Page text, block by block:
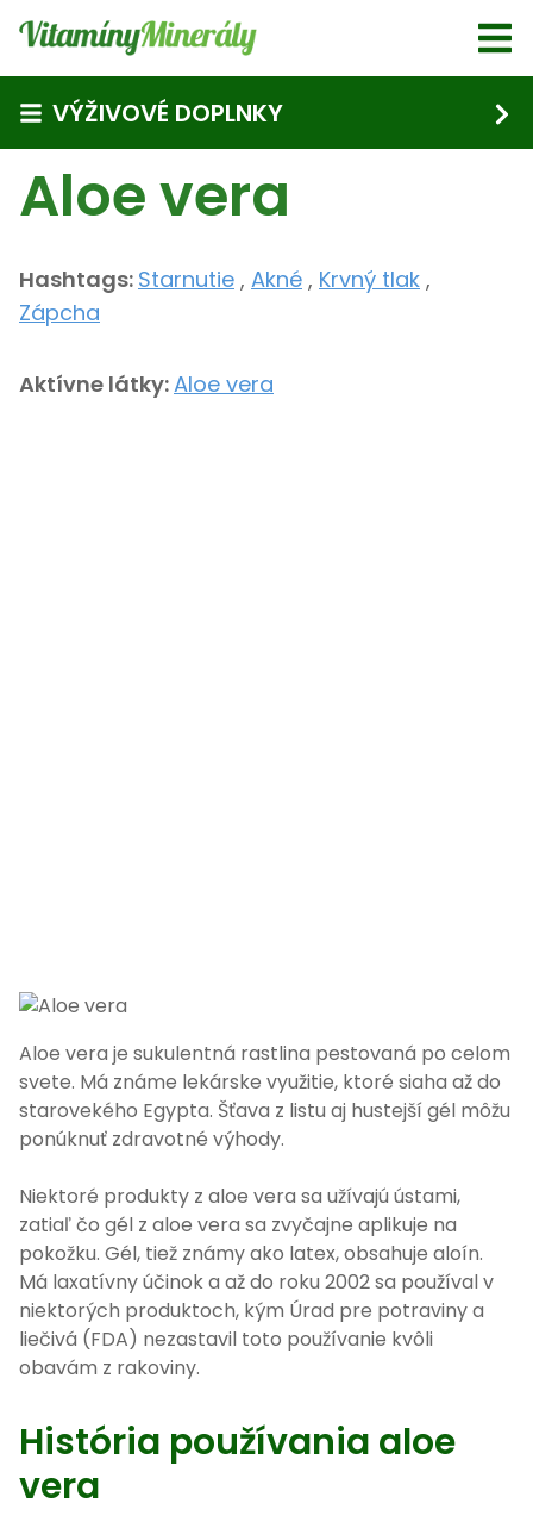
VÝŽIVOVÉ DOPLNKY
Aloe vera
Hashtags: Starnutie , Akné , Krvný tlak ,
Zápcha
Aktívne látky:Aloe vera
Aloe vera je sukulentná rastlina pestovaná po celom
svete. Má známe lekárske využitie, ktoré siaha až do
starovekého Egypta. Šťava z listu aj hustejší gél môžu
ponúknuť zdravotné výhody.
Niektoré produkty z aloe vera sa užívajú ústami,
zatiaľ čo gél z aloe vera sa zvyčajne aplikuje na
pokožku. Gél, tiež známy ako latex, obsahuje aloín.
Má laxatívny účinok a až do roku 2002 sa používal v
niektorých produktoch, kým Úrad pre potraviny a
liečivá (FDA) nezastavil toto používanie kvôli
obavám z rakoviny.
História používania aloe
vera